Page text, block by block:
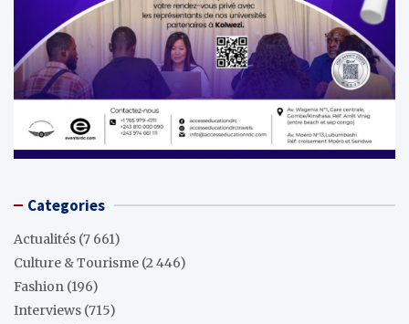
Categories
Actualités (7 661)
Culture & Tourisme (2 446)
Fashion (196)
Interviews (715)